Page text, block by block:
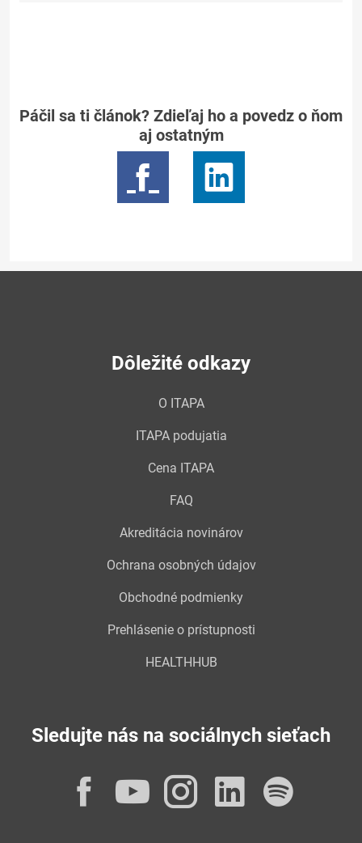
Páčil sa ti článok? Zdieľaj ho a povedz o ňom
aj ostatným
Dôležité odkazy
O ITAPA
ITAPA podujatia
Cena ITAPA
FAQ
Akreditácia novinárov
Ochrana osobných údajov
Obchodné podmienky
Prehlásenie o prístupnosti
HEALTHHUB
Sledujte nás na sociálnych sieťach
Facebook
YouTube
Instagram